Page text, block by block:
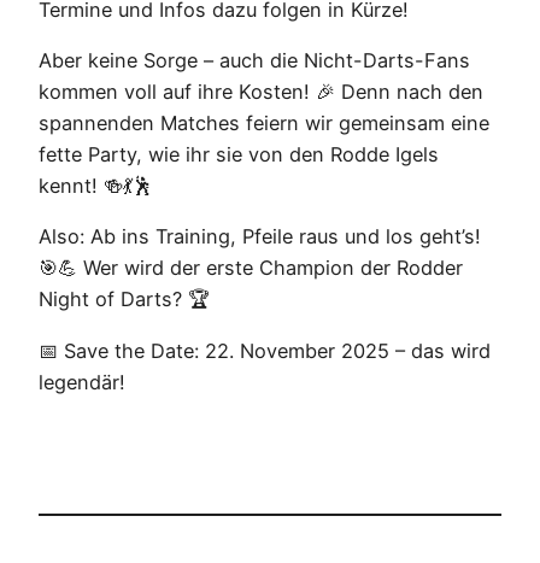
Termine und Infos dazu folgen in Kürze!
Aber keine Sorge – auch die Nicht-Darts-Fans
kommen voll auf ihre Kosten! 🎉 Denn nach den
spannenden Matches feiern wir gemeinsam eine
fette Party, wie ihr sie von den Rodde Igels
kennt! 🍻💃🕺
Also: Ab ins Training, Pfeile raus und los geht’s!
🎯💪 Wer wird der erste Champion der Rodder
Night of Darts? 🏆
📅 Save the Date: 22. November 2025 – das wird
legendär!